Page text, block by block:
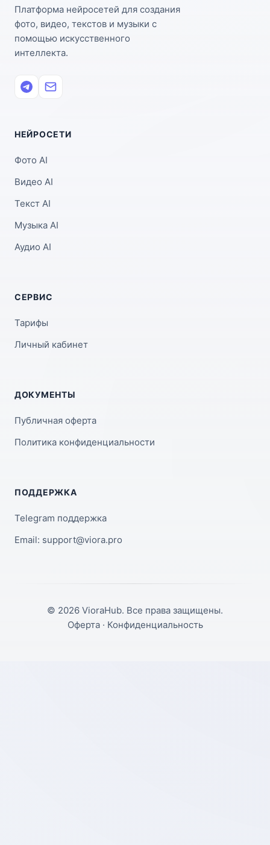
Платформа нейросетей для создания
фото, видео, текстов и музыки с
помощью искусственного
интеллекта.
НЕЙРОСЕТИ
Фото AI
Видео AI
Текст AI
Музыка AI
Аудио AI
СЕРВИС
Тарифы
Личный кабинет
ДОКУМЕНТЫ
Публичная оферта
Политика конфиденциальности
ПОДДЕРЖКА
Telegram поддержка
Email: support@viora.pro
© 2026 VioraHub. Все права защищены.
Оферта· Конфиденциальность